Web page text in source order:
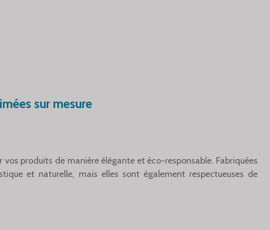
sur mesure
produits de manière élégante et éco-responsable. Fabriquées
et naturelle, mais elles sont également respectueuses de